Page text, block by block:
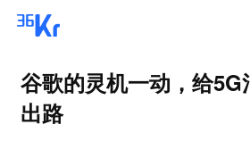
谷歌的灵机一动，给
出路